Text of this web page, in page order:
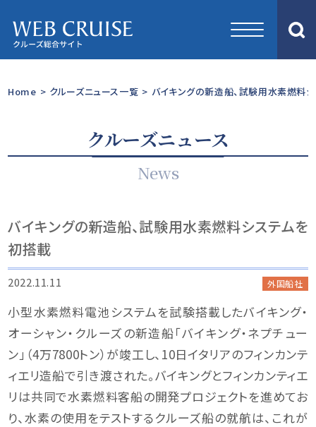
Home > クルーズニュース一覧 > バイキングの新造船、試験用水素燃料
クルーズニュース
News
バイキングの新造船、試験用水素燃料システムを
初搭載
2022.11.11 外国船社
小型水素燃料電池システムを試験搭載したバイキング・
オーシャン・クルーズの新造船「バイキング・ネプチュー
ン」（4万7800トン）が竣工し、10日イタリアのフィンカンテ
ィエリ造船で引き渡された。バイキングとフィンカンティエ
リは共同で水素燃料客船の開発プロジェクトを進めてお
り、水素の使用をテストするクルーズ船の就航は、これが